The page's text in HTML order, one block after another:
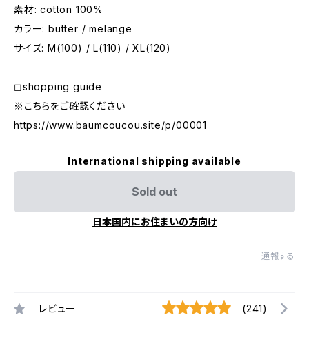
素材: cotton 100%
カラー: butter / melange
サイズ: M(100) / L(110) / XL(120)
◻︎shopping guide
※こちらをご確認ください
https://www.baumcoucou.site/p/00001
International shipping available
Sold out
日本国内にお住まいの方向け
通報する
レビュー (241)